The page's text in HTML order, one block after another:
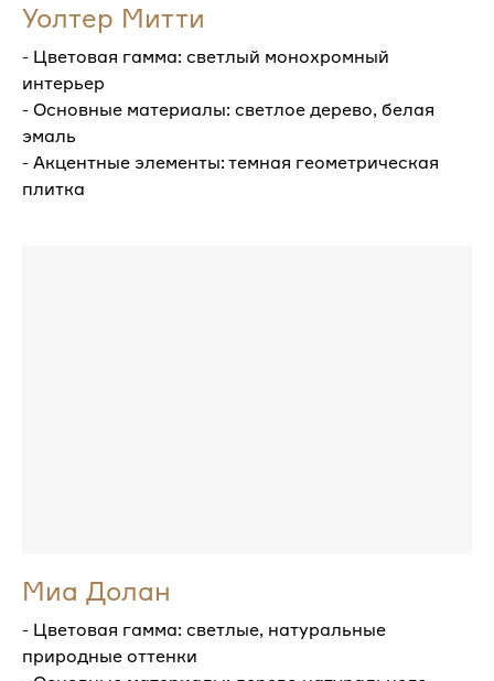
Уолтер Митти
- Цветовая гамма: светлый монохромный
интерьер
- Основные материалы: светлое дерево, белая
эмаль
- Акцентные элементы: темная геометрическая
плитка
Миа Долан
- Цветовая гамма: светлые, натуральные
природные оттенки